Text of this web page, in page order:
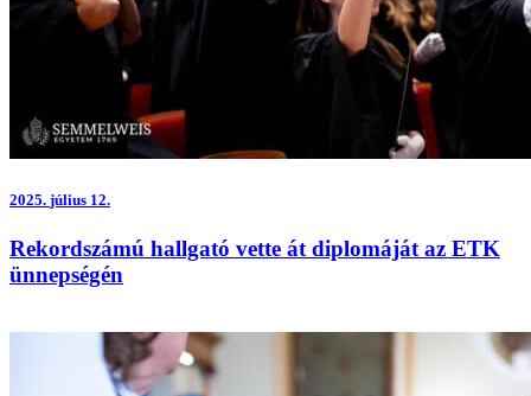
2025. július 12.
Rekordszámú hallgató vette át diplomáját az ETK
ünnepségén